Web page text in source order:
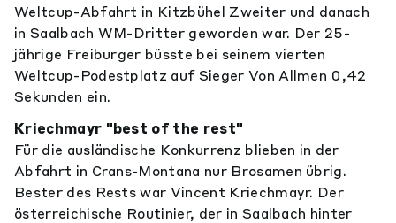
Weltcup-Abfahrt in Kitzbühel Zweiter und danach
in Saalbach WM-Dritter geworden war. Der 25-
jährige Freiburger büsste bei seinem vierten
Weltcup-Podestplatz auf Sieger Von Allmen 0,42
Sekunden ein.
Kriechmayr "best of the rest"
Für die ausländische Konkurrenz blieben in der
Abfahrt in Crans-Montana nur Brosamen übrig.
Bester des Rests war Vincent Kriechmayr. Der
österreichische Routinier, der in Saalbach hinter